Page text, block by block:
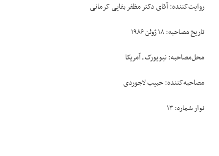
روایت‌کننده: آقای دکتر مظفر بقایی کرمانی
تاریخ مصاحبه: ۱۸ ژوئن ۱۹۸۶
محل‌مصاحبه: نیویورک ـ آمریکا
مصاحبه‌کننده: حبیب لاجوردی
نوار شماره: ۱۳